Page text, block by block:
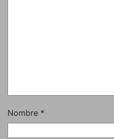
Nombre *